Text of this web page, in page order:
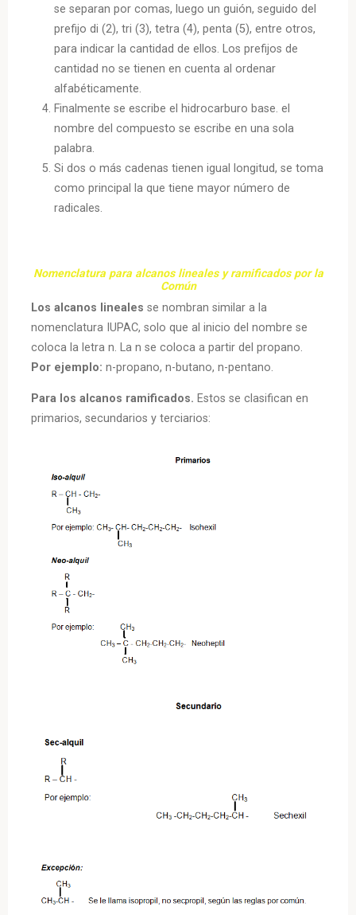
se separan por comas, luego un guión, seguido del
prefijo di (2), tri (3), tetra (4), penta (5), entre otros,
para indicar la cantidad de ellos. Los prefijos de
cantidad no se tienen en cuenta al ordenar
alfabéticamente.
Finalmente se escribe el hidrocarburo base. el
nombre del compuesto se escribe en una sola
palabra.
Si dos o más cadenas tienen igual longitud, se toma
como principal la que tiene mayor número de
radicales.
Nomenclatura para alcanos lineales y ramificados por la
Común
Los alcanos lineales se nombran similar a la
nomenclatura IUPAC, solo que al inicio del nombre se
coloca la letra n. La n se coloca a partir del propano.
Por ejemplo: n-propano, n-butano, n-pentano.
Para los alcanos ramificados. Estos se clasifican en
primarios, secundarios y terciarios: